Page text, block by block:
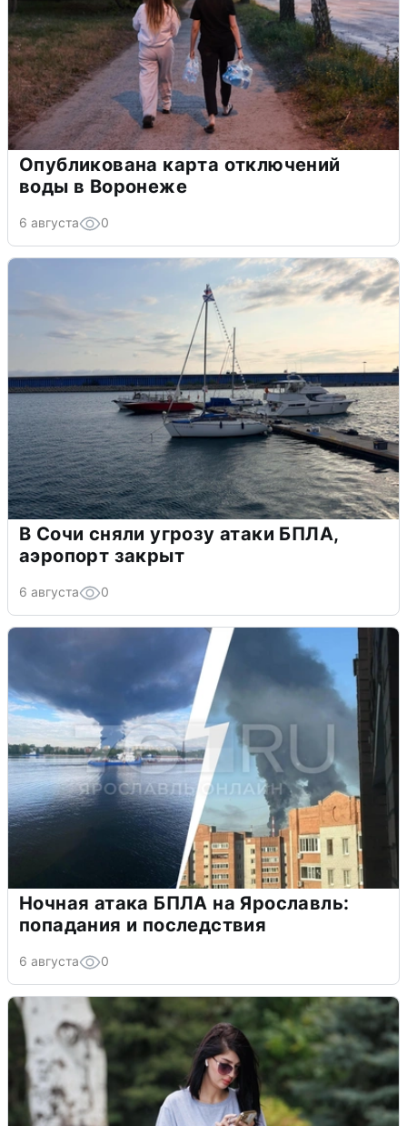
Опубликована карта отключений
воды в Воронеже
6 августа 0
В Сочи сняли угрозу атаки БПЛА,
аэропорт закрыт
6 августа 0
Ночная атака БПЛА на Ярославль:
попадания и последствия
6 августа 0